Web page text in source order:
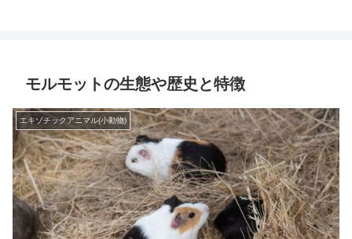
モルモットの生態や歴史と特徴
エキゾチックアニマル(小動物)